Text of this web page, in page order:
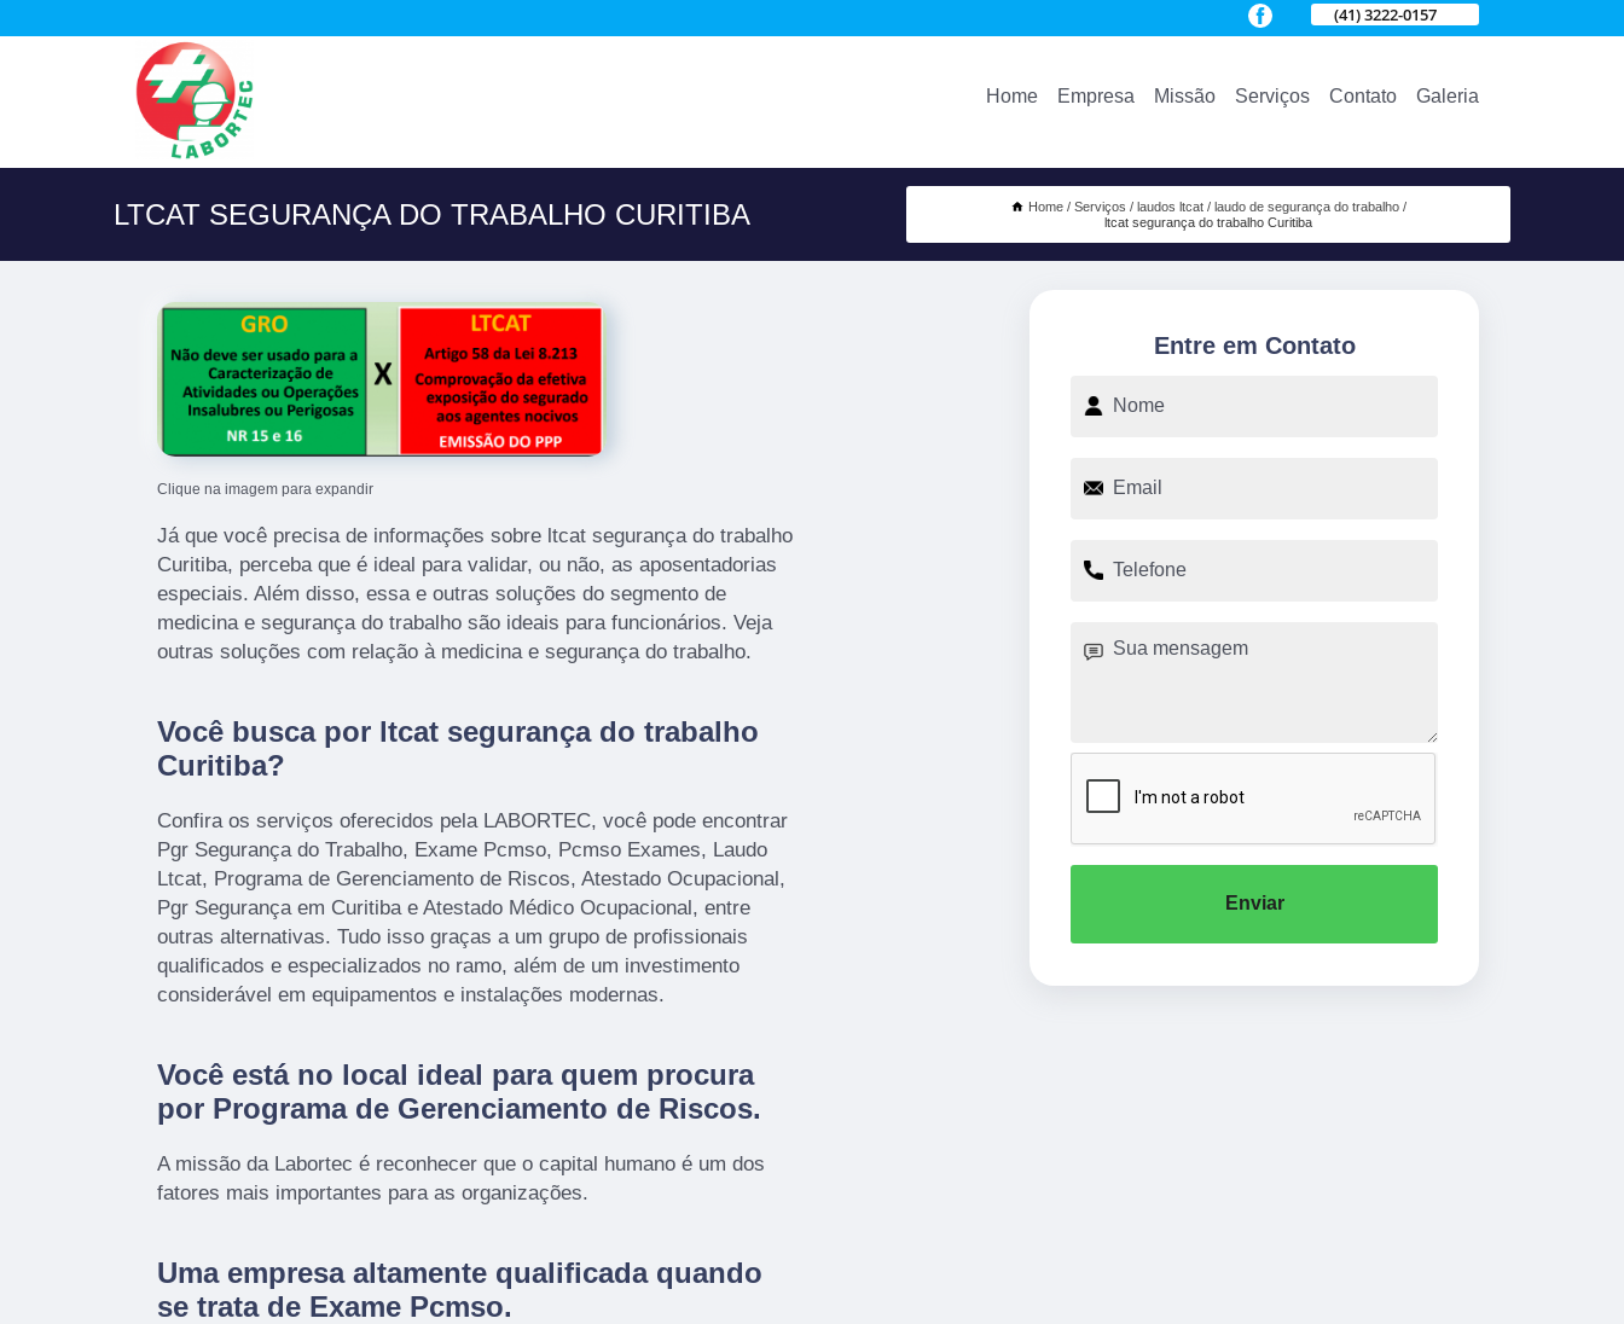
(41) 3222-0157
Home Empresa Missão Serviços Contato Galeria
LTCAT SEGURANÇA DO TRABALHO CURITIBA Home Serviços laudos ltcat
laudo de segurança do trabalho
ltcat segurança do trabalho Curitiba
Clique na imagem para expandir
Já que você precisa de informações sobre ltcat segurança do trabalho
Curitiba, perceba que é ideal para validar, ou não, as aposentadorias
especiais. Além disso, essa e outras soluções do segmento de
medicina e segurança do trabalho são ideais para funcionários. Veja
outras soluções com relação à medicina e segurança do trabalho.
Você busca por ltcat segurança do trabalho
Curitiba?
Confira os serviços oferecidos pela LABORTEC, você pode encontrar
Pgr Segurança do Trabalho, Exame Pcmso, Pcmso Exames, Laudo
Ltcat, Programa de Gerenciamento de Riscos, Atestado Ocupacional,
Pgr Segurança em Curitiba e Atestado Médico Ocupacional, entre
outras alternativas. Tudo isso graças a um grupo de profissionais
qualificados e especializados no ramo, além de um investimento
considerável em equipamentos e instalações modernas.
Você está no local ideal para quem procura
por Programa de Gerenciamento de Riscos.
A missão da Labortec é reconhecer que o capital humano é um dos
fatores mais importantes para as organizações.
Uma empresa altamente qualificada quando
se trata de Exame Pcmso.
Entre em Contato
Enviar